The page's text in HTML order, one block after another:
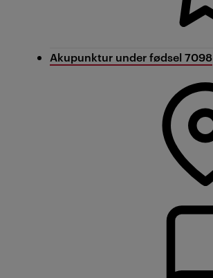
Akupunktur under fødsel 7098